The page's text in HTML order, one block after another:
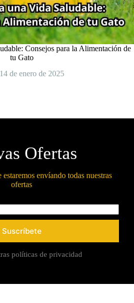
Consejos para la Alimentación de
tu Gato
14 de enero de 2025
Ofertas
envíando todas nuestras
ofertas
Suscríbete
políticas de privacidad